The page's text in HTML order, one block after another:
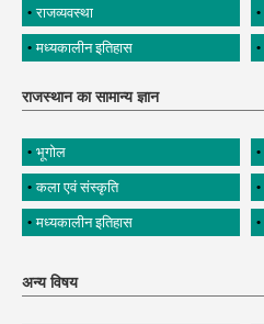
राजव्यवस्था
मध्यकालीन इतिहास
राजस्थान का सामान्य ज्ञान
भूगोल
कला एवं संस्कृति
मध्यकालीन इतिहास
अन्य विषय